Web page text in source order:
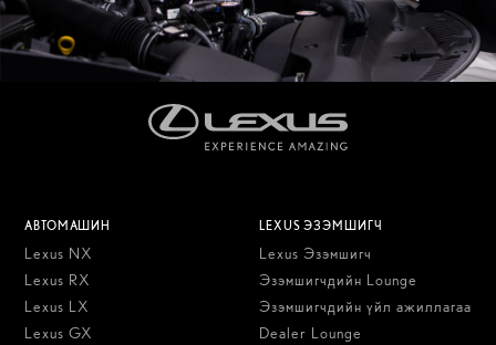
АВТОМАШИН
Lexus NX
Lexus RX
Lexus LX
Lexus GX
LEXUS ЭЗЭМШИГЧ
Lexus Эзэмшигч
Эзэмшигчдийн Lounge
Эзэмшигчдийн үйл ажиллагаа
Dealer Lounge